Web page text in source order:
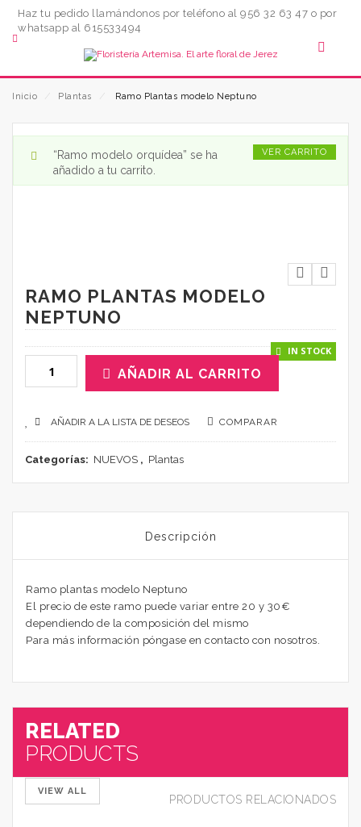
Haz tu pedido llamándonos por teléfono al 956 32 63 47 o por
whatsapp al 615533494
Inicio Plantas Ramo Plantas modelo Neptuno
VER CARRITO
“Ramo modelo orquídea” se ha
añadido a tu carrito.
RAMO PLANTAS MODELO
NEPTUNO
IN STOCK
AÑADIR AL CARRITO
AÑADIR A LA LISTA DE DESEOS COMPARAR
Categorías: NUEVOS , Plantas
Descripción
Ramo plantas modelo Neptuno
El precio de este ramo puede variar entre 20 y 30€
dependiendo de la composición del mismo
Para más información póngase en contacto con nosotros.
RELATED
PRODUCTS
PRODUCTOS RELACIONADOS
VIEW ALL